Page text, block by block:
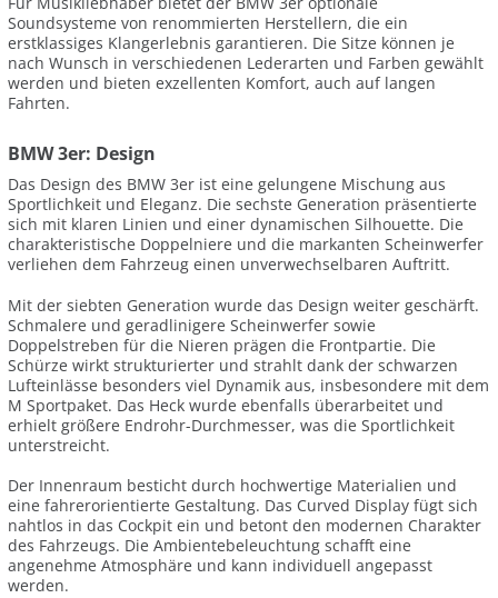
Soundsysteme von renommierten Herstellern, die ein
erstklassiges Klangerlebnis garantieren. Die Sitze können je
nach Wunsch in verschiedenen Lederarten und Farben gewählt
werden und bieten exzellenten Komfort, auch auf langen
Fahrten.
BMW 3er: Design
Das Design des BMW 3er ist eine gelungene Mischung aus
Sportlichkeit und Eleganz. Die sechste Generation präsentierte
sich mit klaren Linien und einer dynamischen Silhouette. Die
charakteristische Doppelniere und die markanten Scheinwerfer
verliehen dem Fahrzeug einen unverwechselbaren Auftritt.
Mit der siebten Generation wurde das Design weiter geschärft.
Schmalere und geradlinigere Scheinwerfer sowie
Doppelstreben für die Nieren prägen die Frontpartie. Die
Schürze wirkt strukturierter und strahlt dank der schwarzen
Lufteinlässe besonders viel Dynamik aus, insbesondere mit dem
M Sportpaket. Das Heck wurde ebenfalls überarbeitet und
erhielt größere Endrohr-Durchmesser, was die Sportlichkeit
unterstreicht.
Der Innenraum besticht durch hochwertige Materialien und
eine fahrerorientierte Gestaltung. Das Curved Display fügt sich
nahtlos in das Cockpit ein und betont den modernen Charakter
des Fahrzeugs. Die Ambientebeleuchtung schafft eine
angenehme Atmosphäre und kann individuell angepasst
werden.